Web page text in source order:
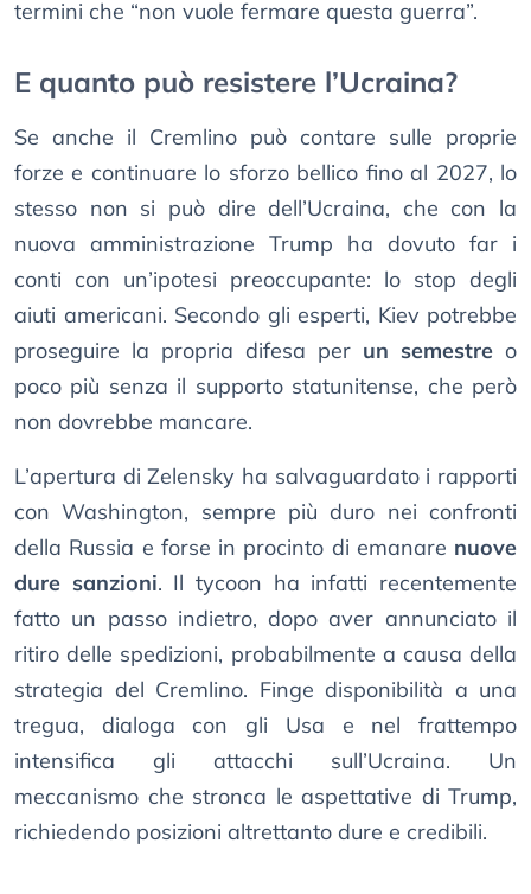
termini che “non vuole fermare questa guerra”.
E quanto può resistere l’Ucraina?
Se anche il Cremlino può contare sulle proprie
forze e continuare lo sforzo bellico fino al 2027, lo
stesso non si può dire dell’Ucraina, che con la
nuova amministrazione Trump ha dovuto far i
conti con un’ipotesi preoccupante: lo stop degli
aiuti americani. Secondo gli esperti, Kiev potrebbe
proseguire la propria difesa per un semestre o
poco più senza il supporto statunitense, che però
non dovrebbe mancare.
L’apertura di Zelensky ha salvaguardato i rapporti
con Washington, sempre più duro nei confronti
della Russia e forse in procinto di emanare nuove
dure sanzioni. Il tycoon ha infatti recentemente
fatto un passo indietro, dopo aver annunciato il
ritiro delle spedizioni, probabilmente a causa della
strategia del Cremlino. Finge disponibilità a una
tregua, dialoga con gli Usa e nel frattempo
intensifica gli attacchi sull’Ucraina. Un
meccanismo che stronca le aspettative di Trump,
richiedendo posizioni altrettanto dure e credibili.